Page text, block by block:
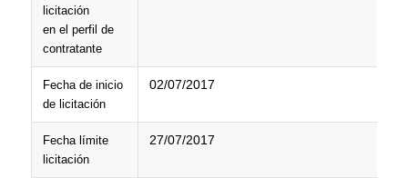
licitación
en el perfil de
contratante
Fecha de inicio
de licitación
02/07/2017
Fecha límite
licitación
27/07/2017